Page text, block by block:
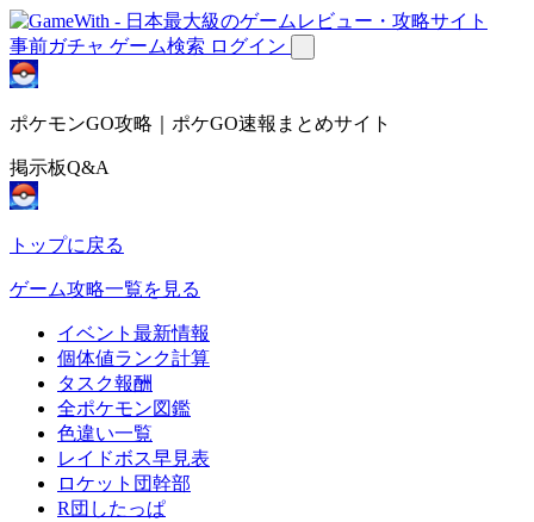
事前ガチャ ゲーム検索 ログイン
ポケモンGO攻略｜ポケGO速報まとめサイト
掲示板Q&A
トップに戻る
ゲーム攻略一覧を見る
イベント最新情報
個体値ランク計算
タスク報酬
全ポケモン図鑑
色違い一覧
レイドボス早見表
ロケット団幹部
R団したっぱ